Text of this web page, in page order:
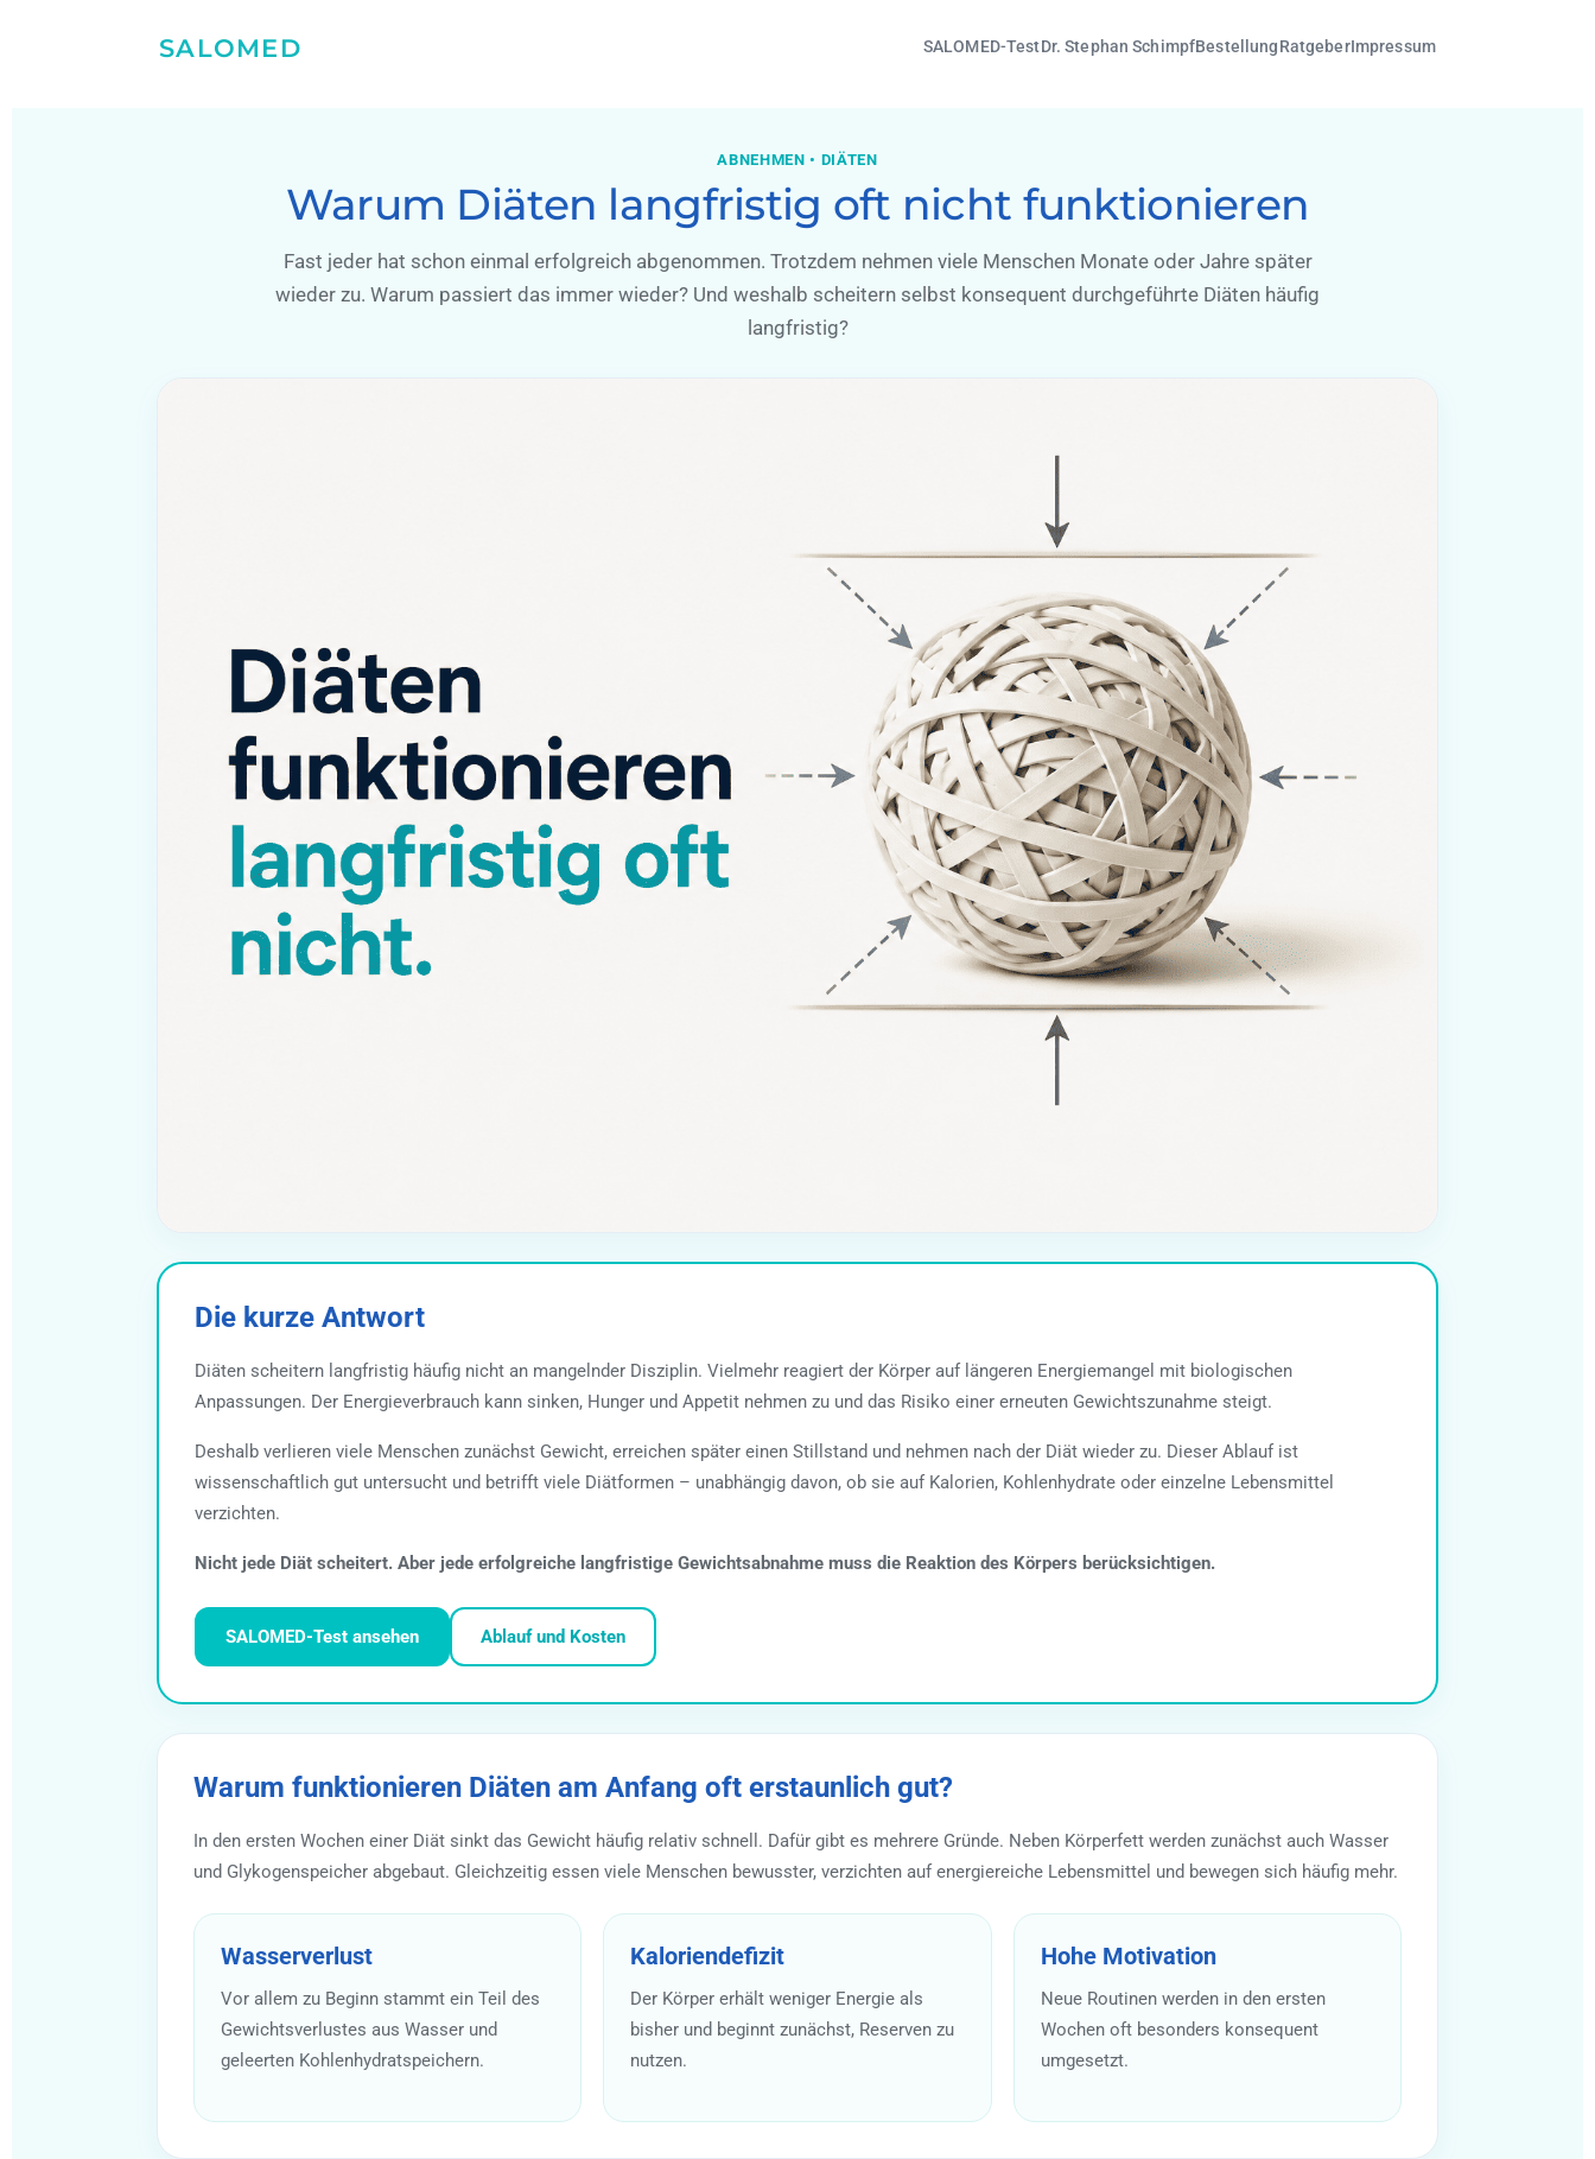
SALOMED SALOMED-TestDr. Stephan SchimpfBestellungRatgeberImpressum
ABNEHMEN • DIÄTEN
Warum Diäten langfristig oft nicht funktionieren
Fast jeder hat schon einmal erfolgreich abgenommen. Trotzdem nehmen viele Menschen Monate oder Jahre später
wieder zu. Warum passiert das immer wieder? Und weshalb scheitern selbst konsequent durchgeführte Diäten häufig
langfristig?
Die kurze Antwort
Diäten scheitern langfristig häufig nicht an mangelnder Disziplin. Vielmehr reagiert der Körper auf längeren Energiemangel mit biologischen
Anpassungen. Der Energieverbrauch kann sinken, Hunger und Appetit nehmen zu und das Risiko einer erneuten Gewichtszunahme steigt.
Deshalb verlieren viele Menschen zunächst Gewicht, erreichen später einen Stillstand und nehmen nach der Diät wieder zu. Dieser Ablauf ist
wissenschaftlich gut untersucht und betrifft viele Diätformen – unabhängig davon, ob sie auf Kalorien, Kohlenhydrate oder einzelne Lebensmittel
verzichten.
Nicht jede Diät scheitert. Aber jede erfolgreiche langfristige Gewichtsabnahme muss die Reaktion des Körpers berücksichtigen.
SALOMED-Test ansehen Ablauf und Kosten
Warum funktionieren Diäten am Anfang oft erstaunlich gut?
In den ersten Wochen einer Diät sinkt das Gewicht häufig relativ schnell. Dafür gibt es mehrere Gründe. Neben Körperfett werden zunächst auch Wasser
und Glykogenspeicher abgebaut. Gleichzeitig essen viele Menschen bewusster, verzichten auf energiereiche Lebensmittel und bewegen sich häufig mehr.
Wasserverlust
Vor allem zu Beginn stammt ein Teil des
Gewichtsverlustes aus Wasser und
geleerten Kohlenhydratspeichern.
Kaloriendefizit
Der Körper erhält weniger Energie als
bisher und beginnt zunächst, Reserven zu
nutzen.
Hohe Motivation
Neue Routinen werden in den ersten
Wochen oft besonders konsequent
umgesetzt.